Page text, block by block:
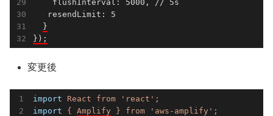
    flushInterval: 5000, // 5s
   resendLimit: 5
}
変更後
import
React from 'react';
import
{ Amplify } from 'aws-amplify';